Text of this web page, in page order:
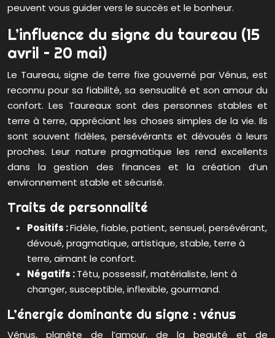
peuvent vous guider vers le succès et le bonheur.
L’influence du signe du taureau (15
avril – 20 mai)
Le Taureau, signe de terre fixe gouverné par Vénus, est
reconnu pour sa fiabilité, sa sensualité et son amour du
confort. Les Taureaux sont des personnes stables et
terre à terre, appréciant les choses simples de la vie. Ils
sont souvent fidèles, persévérants et dévoués à leurs
proches. Leur nature pragmatique les rend excellents
dans la gestion des finances et la création d’un
environnement stable et sécurisé.
Traits de personnalité
Positifs :Fidèle, fiable, patient, sensuel, persévérant,
dévoué, pragmatique, artistique, stable, terre à
terre, aimant le confort.
Négatifs :Têtu, possessif, matérialiste, lent à
changer, susceptible, inflexible, gourmand.
L’énergie dominante du signe : vénus
Vénus, planète de l’amour, de la beauté et de